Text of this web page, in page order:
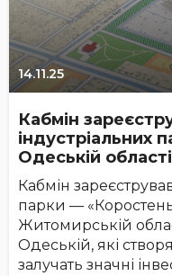
14.11.25
Кабмін
індустріальних
Одеській області
Кабмін
парки —
Житомирській
Одеській, які
залучать значні